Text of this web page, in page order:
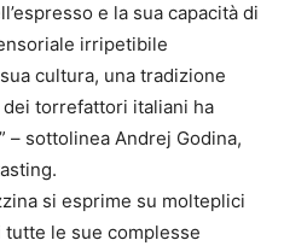
e la sua capacità di
irripetibile
cultura, una tradizione
torrefattori italiani ha
– sottolinea Andrej Godina,
si esprime su molteplici
le sue complesse